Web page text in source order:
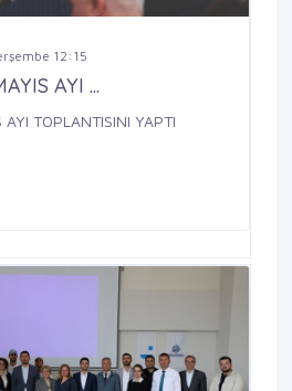
12:15
AYI ...
AYI TOPLANTISINI YAPTI